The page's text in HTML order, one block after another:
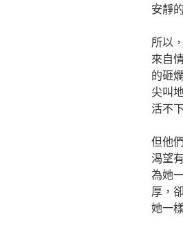
安靜
所以
來自
的砸
尖叫
活不
但他
渴望
為她
厚，
她一